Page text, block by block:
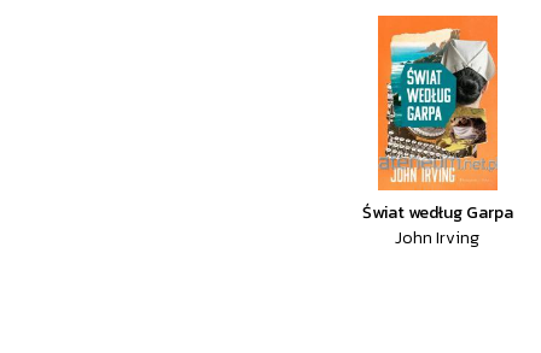
Świat według Garpa
John Irving